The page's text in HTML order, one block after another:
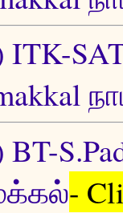
ITK-
BT-
-